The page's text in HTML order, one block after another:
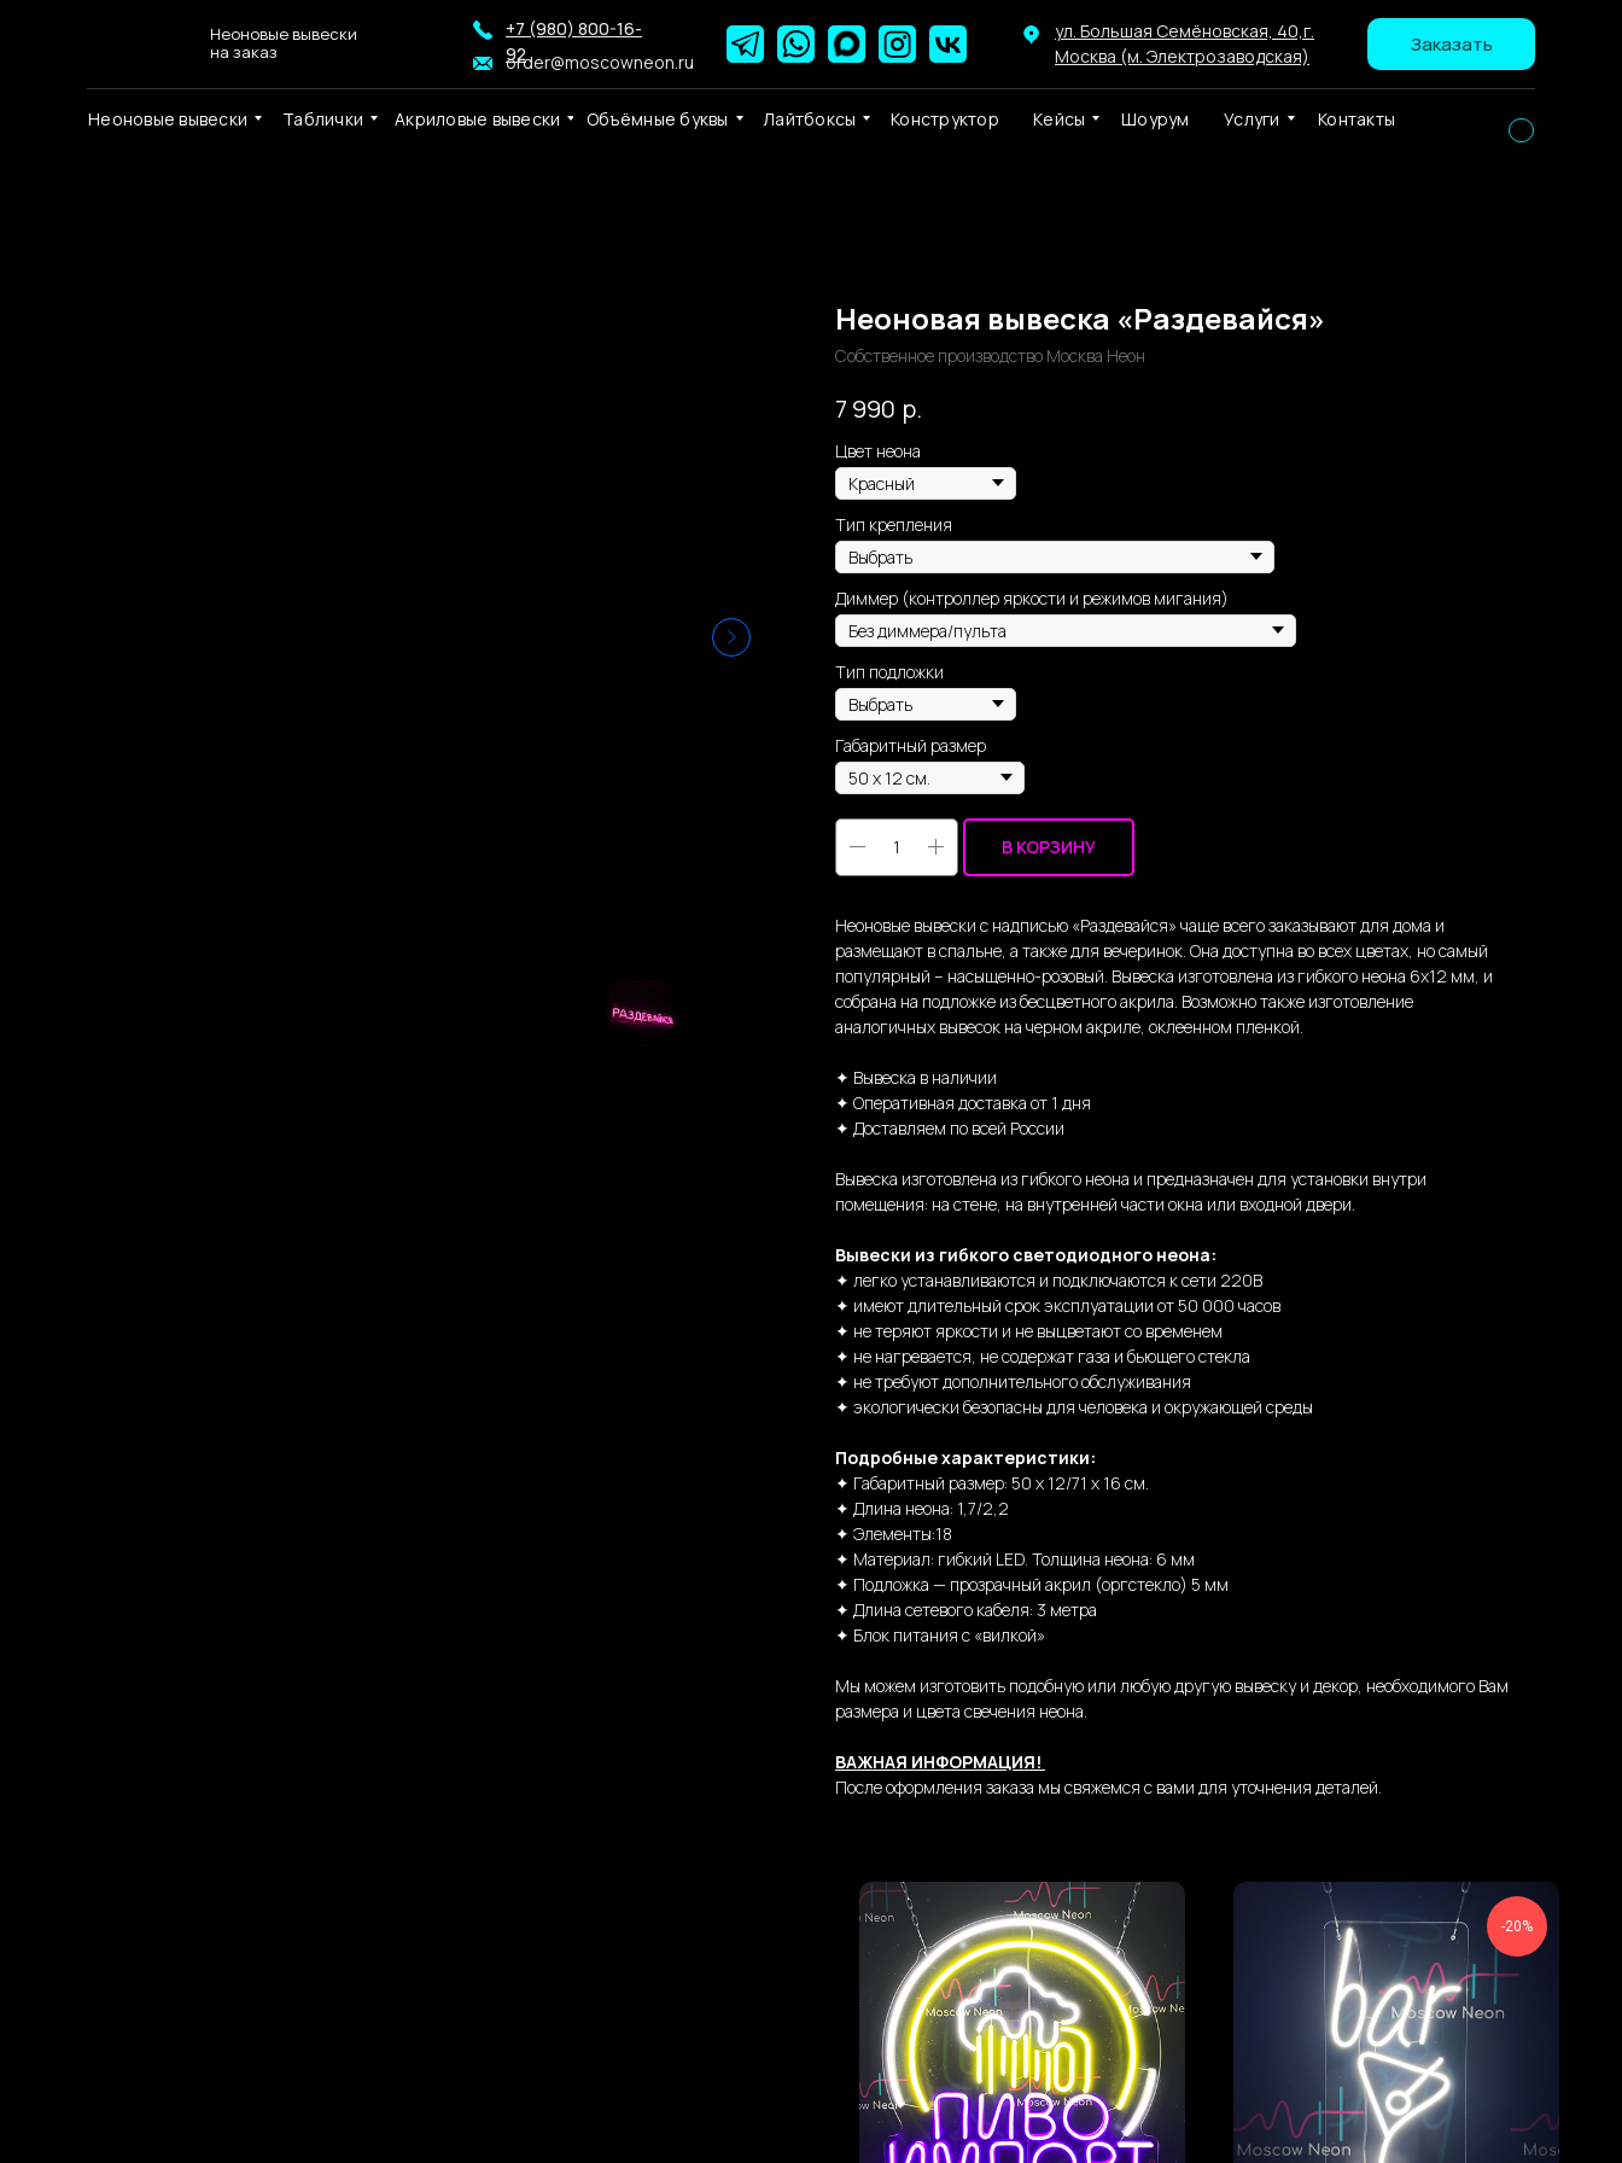
Таблички Акриловые вывески Лайтбоксы Конструктор Кейсы Услуги
Объёмные буквы
Заказать
ул. Большая Семёновская, 40,г.
Москва (м. Электрозаводская)
+7 (980) 800-16-
92
order@moscowneon.ru
Неоновые вывески
на заказ
Контакты
Неоновые вывески Шоурум
Неоновая вывеска «Раздевайся»
Собственное производство Москва Неон
7 990 р.
Цвет неона
Тип крепления
Диммер (контроллер яркости и режимов мигания)
Тип подложки
Габаритный размер
В КОРЗИНУ
Неоновые вывески с надписью «Раздевайся» чаще всего заказывают для дома и
размещают в спальне, а также для вечеринок. Она доступна во всех цветах, но самый
популярный – насыщенно-розовый. Вывеска изготовлена из гибкого неона 6х12 мм, и
собрана на подложке из бесцветного акрила. Возможно также изготовление
аналогичных вывесок на черном акриле, оклеенном пленкой.
✦ Вывеска в наличии
✦ Оперативная доставка от 1 дня
✦ Доставляем по всей России
Вывеска изготовлена из гибкого неона и предназначен для установки внутри
помещения: на стене, на внутренней части окна или входной двери.
Вывески из гибкого светодиодного неона:
✦ легко устанавливаются и подключаются к сети 220В
✦ имеют длительный срок эксплуатации от 50 000 часов
✦ не теряют яркости и не выцветают со временем
✦ не нагревается, не содержат газа и бьющего стекла
✦ не требуют дополнительного обслуживания
✦ экологически безопасны для человека и окружающей среды
Подробные характеристики:
✦ Габаритный размер: 50 х 12/71 х 16 см.
✦ Длина неона: 1,7/2,2
✦ Элементы:18
✦ Материал: гибкий LED. Толщина неона: 6 мм
✦ Подложка — прозрачный акрил (оргстекло) 5 мм
✦ Длина сетевого кабеля: 3 метра
✦ Блок питания с «вилкой»
Мы можем изготовить подобную или любую другую вывеску и декор, необходимого Вам
размера и цвета свечения неона.
ВАЖНАЯ ИНФОРМАЦИЯ!
После оформления заказа мы свяжемся с вами для уточнения деталей.
-20%